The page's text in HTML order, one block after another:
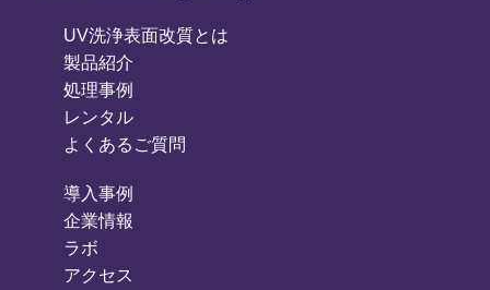
UV洗浄表面改質とは
製品紹介
処理事例
レンタル
よくあるご質問
導入事例
企業情報
ラボ
アクセス